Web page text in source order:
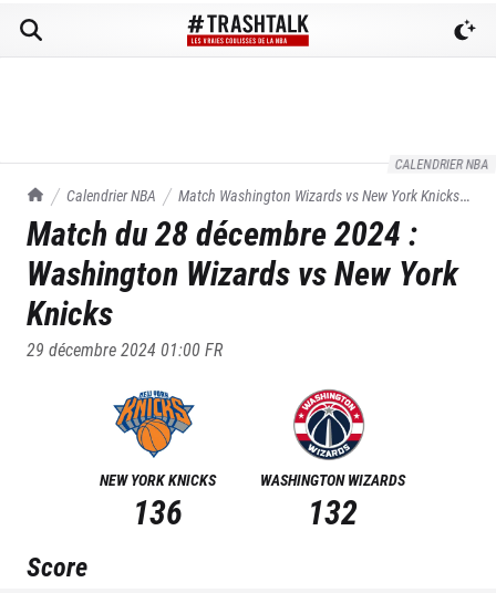
CALENDRIER NBA
TrashTalk Actu NBA
Calendrier NBA Match Washington Wizards vsNew York Knicks
du 28/12/2024
Match du28 décembre 2024 :
Washington Wizards vsNew York
Knicks
29 décembre 2024 01:00FR
NEW YORK KNICKS
136
WASHINGTON WIZARDS
132
Score